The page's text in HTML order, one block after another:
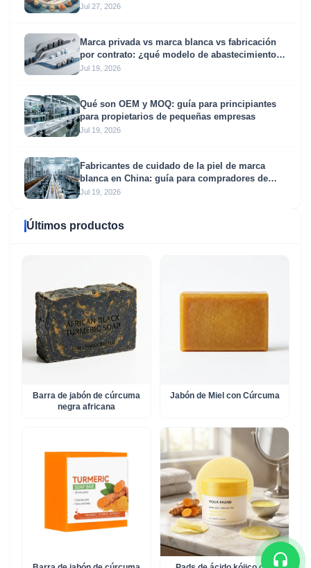
crecimiento y oportunidades de marca blanca
Jul 27, 2026
Marca privada vs marca blanca vs fabricación
por contrato: ¿qué modelo de abastecimiento
se adapta a su negocio?
Jul 19, 2026
Qué son OEM y MOQ: guía para principiantes
para propietarios de pequeñas empresas
Jul 19, 2026
Fabricantes de cuidado de la piel de marca
blanca en China: guía para compradores de
socios OEM y ODM de confianza
Jul 19, 2026
Últimos productos
Barra de jabón de cúrcuma
negra africana
Jabón de Miel con Cúrcuma​